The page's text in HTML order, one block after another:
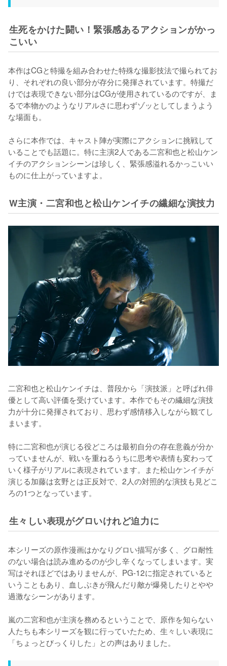
生死をかけた闘い！緊張感あるアクションがかっ
こいい
本作はCGと特撮を組み合わせた特殊な撮影技法で撮られてお
り、それぞれの良い部分が存分に発揮されています。特撮だ
けでは表現できない部分はCGが使用されているのですが、ま
るで本物かのようなリアルさに思わずゾッとしてしまうよう
な場面も。
さらに本作では、キャスト陣が実際にアクションに挑戦して
いることでも話題に。特に主演2人である二宮和也と松山ケン
イチのアクションシーンは珍しく、緊張感溢れるかっこいい
ものに仕上がっていますよ。
W主演・二宮和也と松山ケンイチの繊細な演技力
二宮和也と松山ケンイチは、普段から「演技派」と呼ばれ俳
優として高い評価を受けています。本作でもその繊細な演技
力が十分に発揮されており、思わず感情移入しながら観てし
まいます。
特に二宮和也が演じる役どころは最初自分の存在意義が分か
っていませんが、戦いを重ねるうちに思考や表情も変わって
いく様子がリアルに表現されています。また松山ケンイチが
演じる加藤は玄野とは正反対で、2人の対照的な演技も見どこ
ろの1つとなっています。
生々しい表現がグロいけれど迫力に
本シリーズの原作漫画はかなりグロい描写が多く、グロ耐性
のない場合は読み進めるのが少し辛くなってしまいます。実
写はそれほどではありませんが、PG-12に指定されていると
いうこともあり、血しぶきが飛んだり敵が爆発したりとやや
過激なシーンがあります。
嵐の二宮和也が主演を務めるということで、原作を知らない
人たちも本シリーズを観に行っていたため、生々しい表現に
「ちょっとびっくりした」との声はありました。